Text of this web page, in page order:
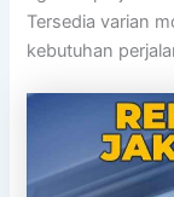
Tersedia varian
kebutuhan